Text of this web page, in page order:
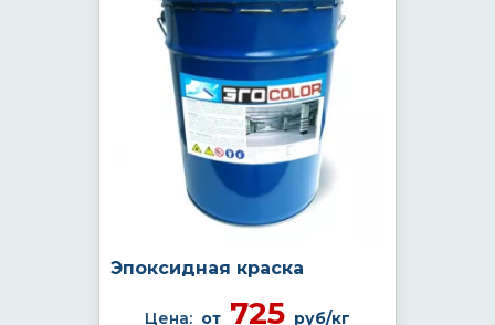
Эпоксидная краска
Цена: от 725 руб/кг